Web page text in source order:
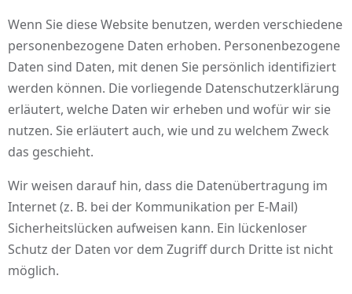
Wenn Sie diese Website benutzen, werden verschiedene
personenbezogene Daten erhoben. Personenbezogene
Daten sind Daten, mit denen Sie persönlich identifiziert
werden können. Die vorliegende Datenschutzerklärung
erläutert, welche Daten wir erheben und wofür wir sie
nutzen. Sie erläutert auch, wie und zu welchem Zweck
das geschieht.
Wir weisen darauf hin, dass die Datenübertragung im
Internet (z. B. bei der Kommunikation per E-Mail)
Sicherheitslücken aufweisen kann. Ein lückenloser
Schutz der Daten vor dem Zugriff durch Dritte ist nicht
möglich.